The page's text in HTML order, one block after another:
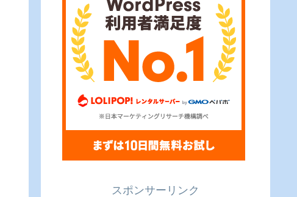
スポンサーリンク